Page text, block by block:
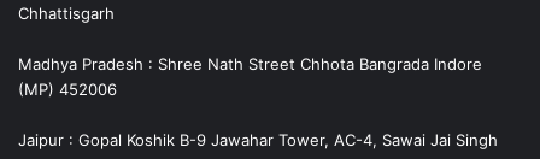
Chhattisgarh
Madhya Pradesh : Shree Nath Street Chhota Bangrada Indore
(MP) 452006
Jaipur : Gopal Koshik B-9 Jawahar Tower, AC-4, Sawai Jai Singh